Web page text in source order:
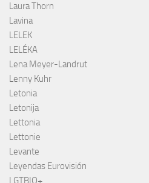
Laura Thorn
Lavina
LELEK
LELÉKA
Lena Meyer-Landrut
Lenny Kuhr
Letonia
Letonija
Lettonia
Lettonie
Levante
Leyendas Eurovisión
LGTBIQ+